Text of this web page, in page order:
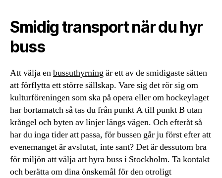
Smidig transport när du hyr
buss
Att välja enbussuthyrningär ett av de smidigaste sätten
att förflytta ett större sällskap. Vare sig det rör sig om
kulturföreningen som ska på opera eller om hockeylaget
har bortamatch så tas du från punkt A till punkt B utan
krångel och byten av linjer längs vägen. Och efteråt så
har du inga tider att passa, för bussen går ju först efter att
evenemanget är avslutat, inte sant? Det är dessutom bra
för miljön att välja att hyra buss i Stockholm. Ta kontakt
och berätta om dina önskemål för den otroligt